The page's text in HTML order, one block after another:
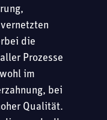
die
Prozesse
im
bei
Qualität.